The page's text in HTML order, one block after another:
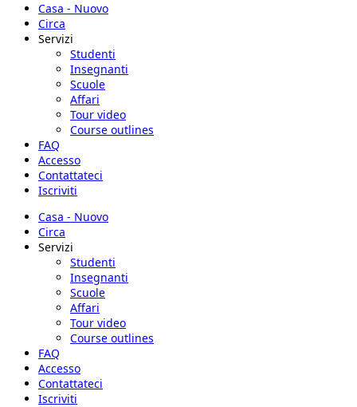
Casa - Nuovo
Circa
Servizi
Studenti
Insegnanti
Scuole
Affari
Tour video
Course outlines
FAQ
Accesso
Contattateci
Iscriviti
Casa - Nuovo
Circa
Servizi
Studenti
Insegnanti
Scuole
Affari
Tour video
Course outlines
FAQ
Accesso
Contattateci
Iscriviti